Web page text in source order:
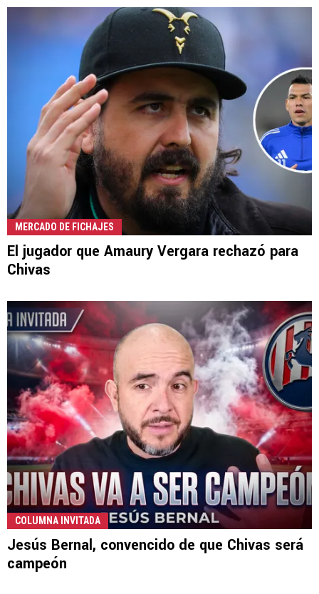
MERCADO DE FICHAJES
El jugador que Amaury Vergara rechazó para
Chivas
COLUMNA INVITADA
Jesús Bernal, convencido de que Chivas será
campeón